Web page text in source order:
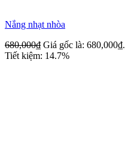
Nắng nhạt nhòa
680,000₫ Giá gốc là: 680,000₫.
Tiết kiệm: 14.7%